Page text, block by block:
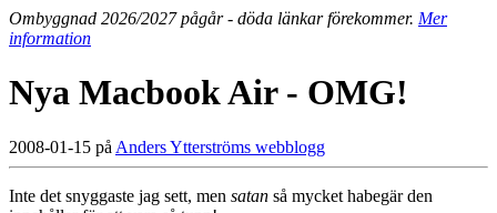
Ombyggnad 2026/2027 pågår - döda länkar förekommer. Mer
information
Nya Macbook Air - OMG!
2008-01-15 på Anders Ytterströms webblogg
Inte det snyggaste jag sett, men satan så mycket habegär den